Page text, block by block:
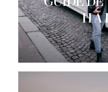
GUIDE DE
H À